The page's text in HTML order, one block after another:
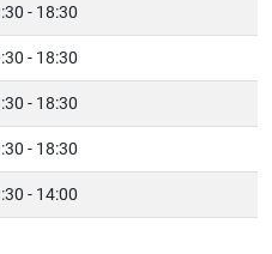
- 18:30
- 18:30
- 18:30
- 18:30
- 14:00